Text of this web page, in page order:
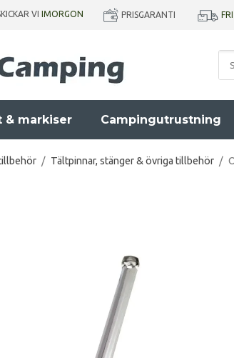
VI IMORGON PRISGARANTI
& markiser Campingutrustning
/ Tältpinnar, stänger & övriga tillbehör /